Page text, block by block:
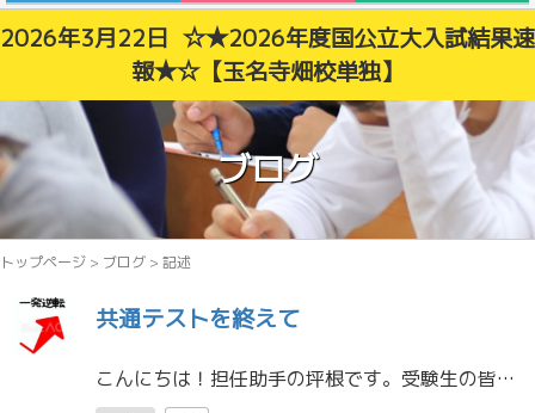
2026年3月22日 ☆★2026年度国公立大入試結果速
報★☆【玉名寺畑校単独】
ブログ
トップページ > ブログ > 記述
共通テストを終えて
こんにちは！担任助手の坪根です。受験生の皆さん、共通テストお疲れさまでした。自己採点をしてどうでしたか。良かった人もいれば思うように点数が伸びず落ち込んだ人もいると思います。そしてこれから各予備校の判定が出てきますね。 […]